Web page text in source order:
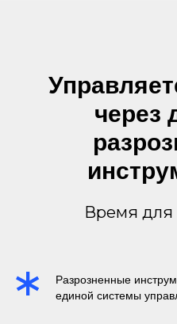
через
Время для
Разрозненные
единой системы